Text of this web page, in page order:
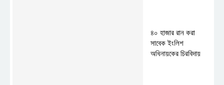
৪০ হাজার রান করা
সাবেক ইংলিশ
অধিনায়কের চিরবিদায়